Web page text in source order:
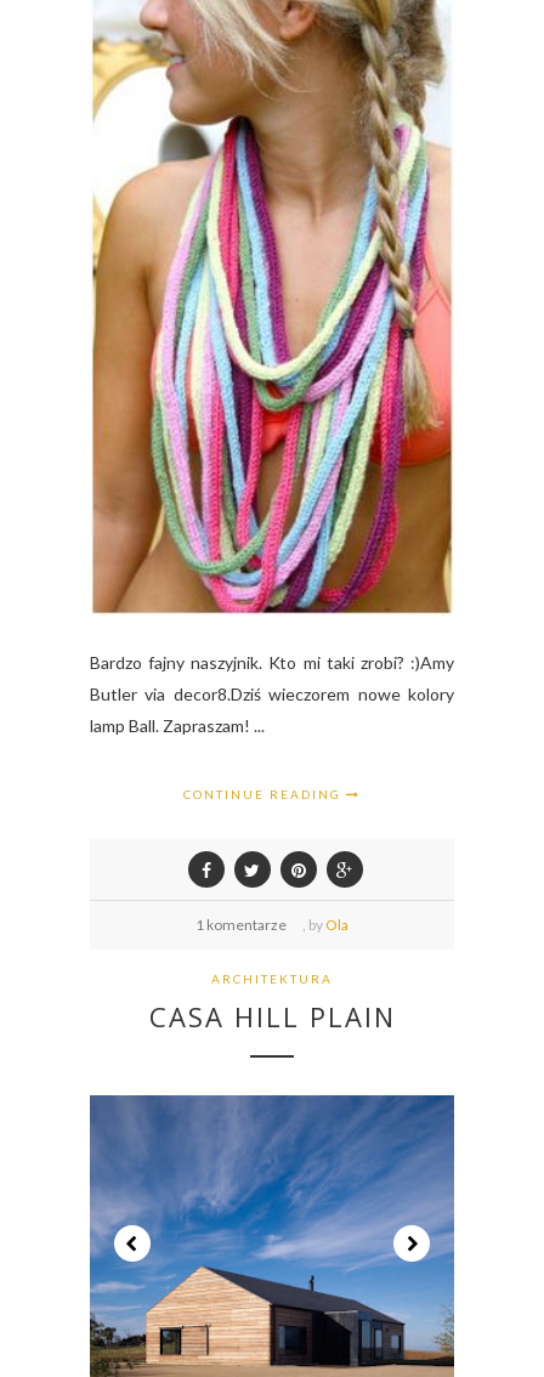
Bardzo fajny naszyjnik. Kto mi taki zrobi? :)Amy
Butler via decor8.Dziś wieczorem nowe kolory
lamp Ball. Zapraszam! ...
CONTINUE READING
1 komentarze , by Ola
ARCHITEKTURA
CASA HILL PLAIN